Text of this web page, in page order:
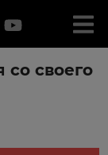
со своего